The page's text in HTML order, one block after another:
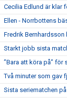
Cecilia Edlund är klar
Ellen - Norrbottens
Fredrik Bernhardsson
Starkt jobb sista
”Bara att köra på” för
Två minuter som gav
Sista seriematchen